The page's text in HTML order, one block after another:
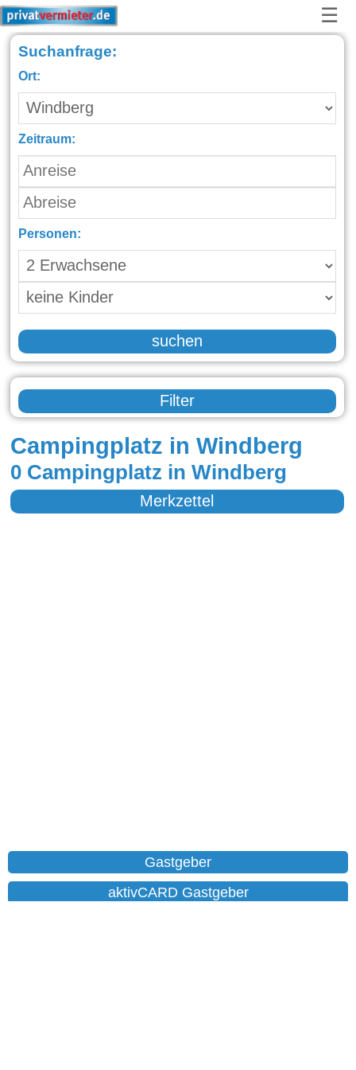
☰
Suchanfrage:
Ort:
Zeitraum:
Personen:
suchen
Filter
Campingplatz in Windberg
0 Campingplatz in Windberg
Merkzettel
Gastgeber
aktivCARD Gastgeber